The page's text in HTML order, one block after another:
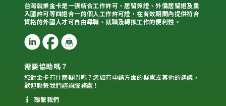
台灣就業金卡是一張結合工作許可、居留簽證、外僑居留證及重
入國許可等四證合一的個人工作許可證，在有效期間內提供符合
資格的外國人才可自由尋職、就職及轉換工作的便利性。
需要協助嗎？
您對金卡有什麼疑問嗎？您如有申請方面的疑慮或其他的建議，
歡迎聯繫我們諮詢服務處！
聯繫我們